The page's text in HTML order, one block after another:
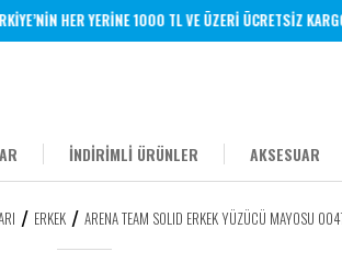
TÜRKİYE’NİN HER YERİNE 1000 TL VE ÜZERİ ÜCRETSİZ
İNDİRİMLİ ÜRÜNLER AKSESUAR
ERKEK ARENA TEAM SOLID ERKEK YÜZÜCÜ MAYOSU